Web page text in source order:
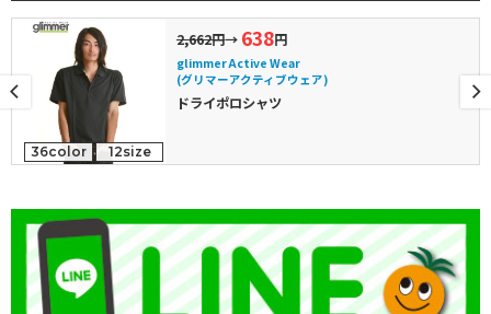
36color 12size
2,662円→ 638円
glimmer Active Wear
(グリマーアクティブウェア)
ドライポロシャツ